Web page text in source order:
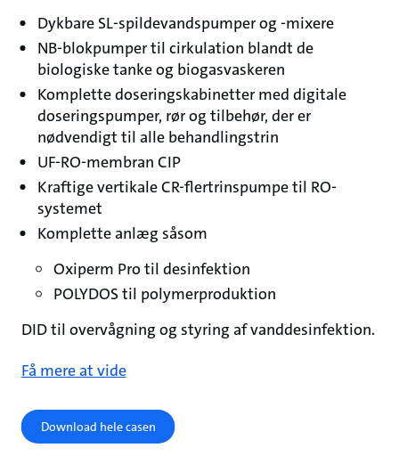
Dykbare SL-spildevandspumper og -mixere
NB-blokpumper til cirkulation blandt de
biologiske tanke og biogasvaskeren
Komplette doseringskabinetter med digitale
doseringspumper, rør og tilbehør, der er
nødvendigt til alle behandlingstrin
UF-RO-membran CIP
Kraftige vertikale CR-flertrinspumpe til RO-
systemet
Komplette anlæg såsom
Oxiperm Pro til desinfektion
POLYDOS til polymerproduktion
DID til overvågning og styring af vanddesinfektion.
Få mere at vide
Download hele casen